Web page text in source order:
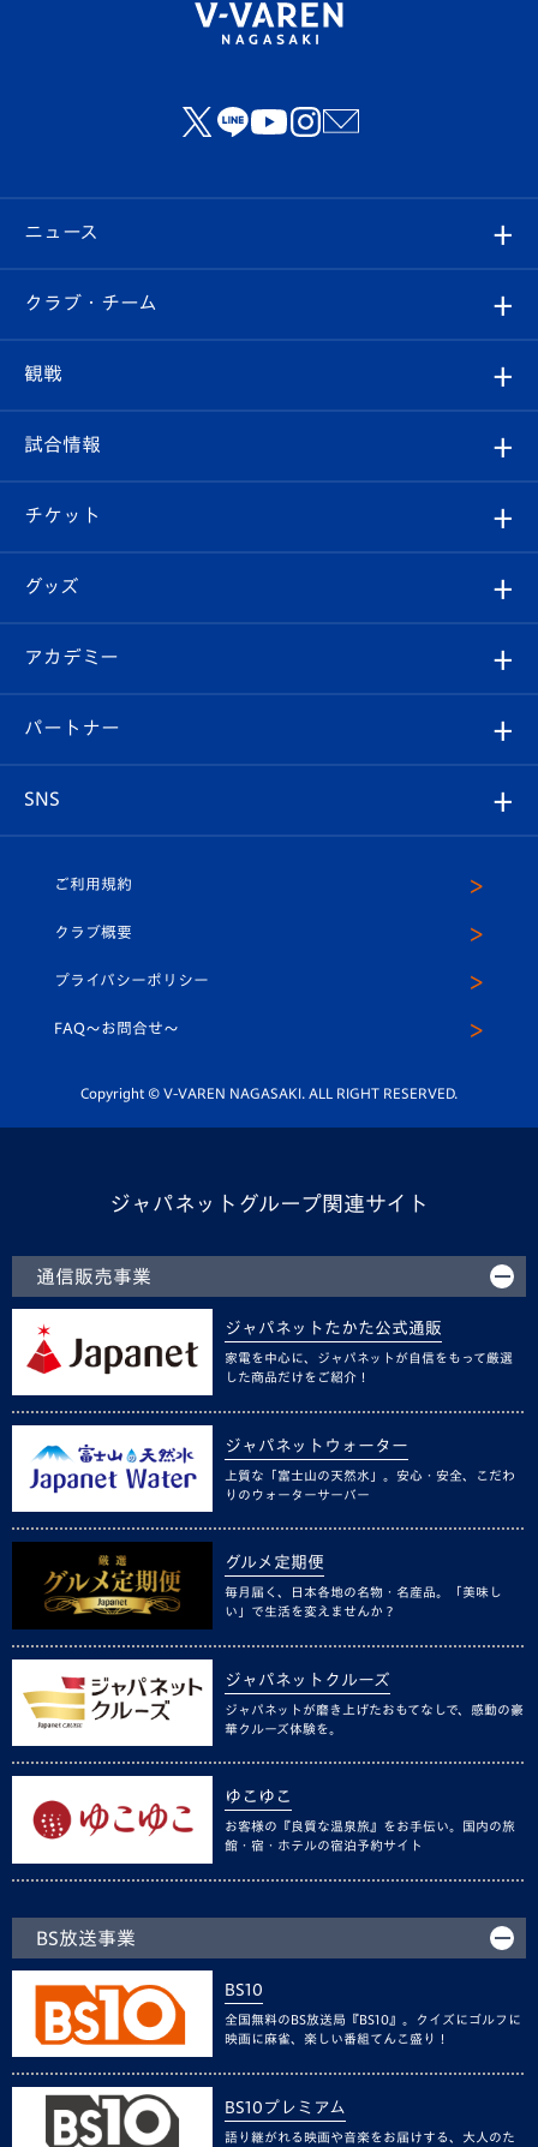
ニュース
すべて
クラブ
試合情報
チケット
イベント
メディア
ホームタウン
クラブ・チーム
クラブ概要
エンブレム紹介
スタッフプロフィール
マスコット紹介
平和祈念活動
ホームタウン活動
観戦
観戦ルール
はじめての観戦ガイド
Revive Team
ヴィヴィくんの長崎おもてなしガイド
試合情報
試合日程/結果
フォトギャラリー
スタジアムグルメ
チケット
チケット
V-LOVERS（ファンクラブ）
プレイヤーズスイート
グッズ
オンラインショップ
店舗情報
アカデミー
育成からのお知らせ
U-18
スクール
パートナー
SNS
ヴィヴィくんインスタグラム
公式LINE＠
ご利用規約
クラブ概要
プライバシーポリシー
FAQ〜お問合せ〜
Copyright © V-VAREN NAGASAKI. ALL RIGHT RESERVED.
ジャパネットグループ関連サイト
通信販売事業
ジャパネットたかた公式通販
家電を中心に、ジャパネットが自信をもって厳選
した商品だけをご紹介！
ジャパネットウォーター
上質な「富士山の天然水」。安心・安全、こだわ
りのウォーターサーバー
グルメ定期便
毎月届く、日本各地の名物・名産品。「美味し
い」で生活を変えませんか？
ジャパネットクルーズ
ジャパネットが磨き上げたおもてなしで、感動の豪
華クルーズ体験を。
ゆこゆこ
お客様の『良質な温泉旅』をお手伝い。国内の旅
館・宿・ホテルの宿泊予約サイト
BS放送事業
BS10
全国無料のBS放送局『BS10』。クイズにゴルフに
映画に麻雀、楽しい番組てんこ盛り！
BS10プレミアム
語り継がれる映画や音楽をお届けする、大人のた